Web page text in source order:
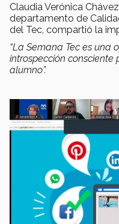
Claudia Verónica
departamento de
del Tec, compartió la
“La Semana Tec es una
introspección
alumno”.